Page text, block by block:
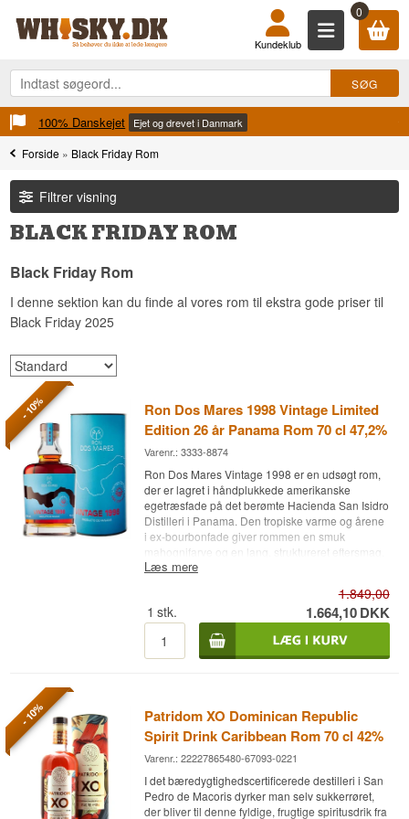
0
Kundeklub
100% Danskejet Ejet og drevet i Danmark
Forside » Black Friday Rom
Filtrer visning
BLACK FRIDAY ROM
Black Friday Rom
I denne sektion kan du finde al vores rom til ekstra gode priser til
Black Friday 2025
- 10%
Ron Dos Mares 1998 Vintage Limited
Edition 26 år Panama Rom 70 cl 47,2%
Varenr.: 3333-8874
Ron Dos Mares Vintage 1998 er en udsøgt rom,
der er lagret i håndplukkede amerikanske
egetræsfade på det berømte Hacienda San Isidro
Distilleri i Panama. Den tropiske varme og årene
i ex-bourbonfade giver rommen en smuk
mahognifarve og en lang, struktureret eftersmag.
Denne unikke modningsproces tilføjer flere
krydderier og strejf af tropiske frugter. Som en
begrænset udgave er hver flaske nummereret og
leveres med alderscertifikat, hvilket gør den til et
eftertragtet valg for romelskere, der søger en
eksklusiv smagsoplevelse.
i hver dråbe. Denne rom produceres traditionelt
af sukkerrørsmelasse, hvor de kombinerer gamle
metoder med moderne teknikker for at opfylde
tropiske klima udvikler rommen en rig og
kompleks smagsprofil på grund af varmen og
Læs mere
1.849,00
1 stk. 1.664,10DKK
- 10%
Patridom XO Dominican Republic
Spirit Drink Caribbean Rom 70 cl 42%
Varenr.: 22227865480-67093-0221
I det bæredygtighedscertificerede destilleri i San
Pedro de Macoris dyrker man selv sukkerrøret,
der bliver til denne fyldige, frugtige spiritusdrik fra